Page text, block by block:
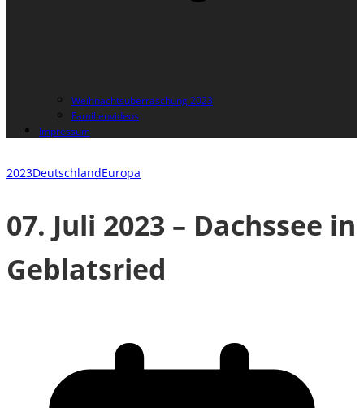
Weihnachtsüberraschung 2023
Familienvideos
Impressum
2023DeutschlandEuropa
07. Juli 2023 – Dachssee in
Geblatsried